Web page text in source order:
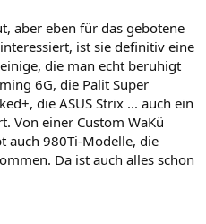
aber eben für das gebotene
ist sie definitiv eine
die man echt beruhigt
6G, die Palit Super
die ASUS Strix ... auch ein
Von einer Custom WaKü
auch 980Ti-Modelle, die
Da ist auch alles schon